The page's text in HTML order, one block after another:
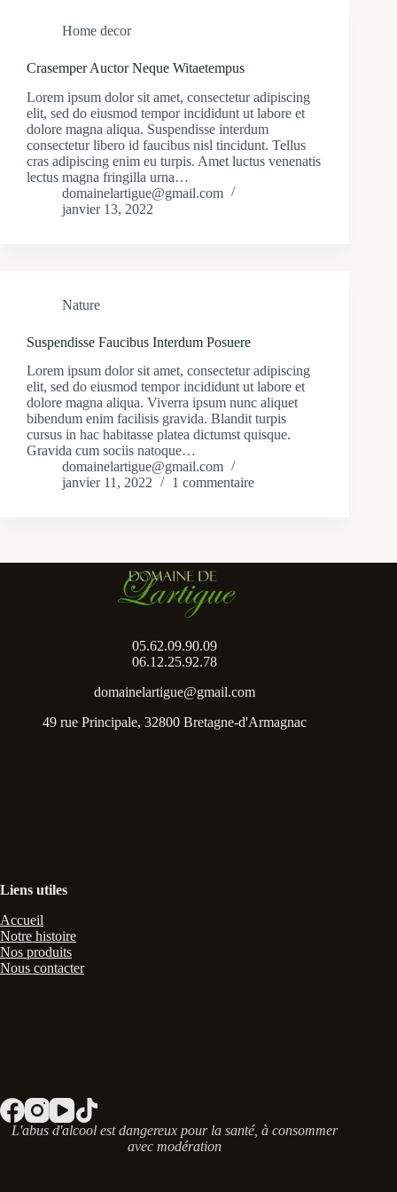
Home decor
Crasemper Auctor Neque Witaetempus
Lorem ipsum dolor sit amet, consectetur adipiscing
elit, sed do eiusmod tempor incididunt ut labore et
dolore magna aliqua. Suspendisse interdum
consectetur libero id faucibus nisl tincidunt. Tellus
cras adipiscing enim eu turpis. Amet luctus venenatis
lectus magna fringilla urna…
domainelartigue@gmail.com
janvier 13, 2022
Nature
Suspendisse Faucibus Interdum Posuere
Lorem ipsum dolor sit amet, consectetur adipiscing
elit, sed do eiusmod tempor incididunt ut labore et
dolore magna aliqua. Viverra ipsum nunc aliquet
bibendum enim facilisis gravida. Blandit turpis
cursus in hac habitasse platea dictumst quisque.
Gravida cum sociis natoque…
domainelartigue@gmail.com
janvier 11, 2022
1 commentaire
05.62.09.90.09
06.12.25.92.78
domainelartigue@gmail.com
49 rue Principale, 32800 Bretagne-d'Armagnac
Liens utiles
Accueil
Notre histoire
Nos produits
Nous contacter
L'abus d'alcool est dangereux pour la santé, à consommer
avec modération